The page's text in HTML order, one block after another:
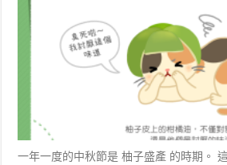
一年一度的中秋節是 柚子盛產 的時期。